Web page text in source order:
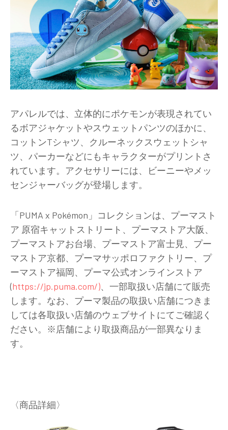
アパレルでは、立体的にポケモンが表現されてい
るボアジャケットやスウェットパンツのほかに、
コットンTシャツ、クルーネックスウェットシャ
ツ、パーカーなどにもキャラクターがプリントさ
れています。アクセサリーには、ビーニーやメッ
センジャーバッグが登場します。
「PUMA x Pokémon」コレクションは、プーマスト
ア 原宿キャットストリート、プーマストア大阪、
プーマストアお台場、プーマストア富士見、プー
マストア京都、プーマサッポロファクトリー、プ
ーマストア福岡、プーマ公式オンラインストア
(https://jp.puma.com/)、一部取扱い店舗にて販売
します。なお、プーマ製品の取扱い店舗につきま
しては各取扱い店舗のウェブサイトにてご確認く
ださい。※店舗により取扱商品が一部異なりま
す。
〈商品詳細〉